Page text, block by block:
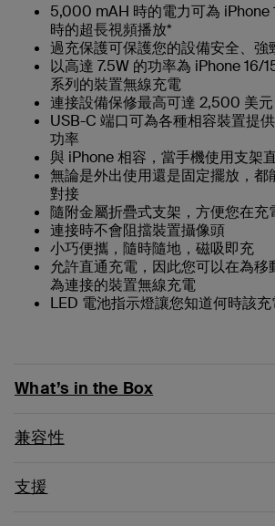
5,000 mAH 時的電力可為 iPhone
時的超長視頻播放*
過充保護可保護您的設備安全、強
以高達 7.5W 的功率為 iPhone 16/
系列的裝置無線充電
連接設備保修最高可達 2,500 美
USB-C 端口可為各種相容裝置提
功率
與 iPhone 相容，當手機使用支架
無論是外出使用還是固定擺放，都
對接
隨附金屬折疊式支架，方便您在充
連接時不會阻擋裝置攝像頭
小巧便攜，隨時隨地，磁吸即充
允許直通充電，因此您可以在為
為連接的裝置無線充電
LED 電池指示燈讓您知道何時該充
What’s in the Box
兼容性
支援